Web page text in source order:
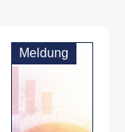
Meldung